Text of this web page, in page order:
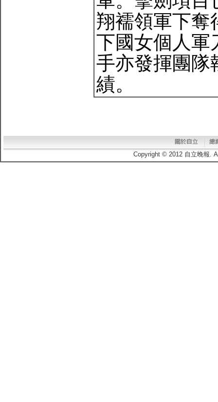
翔襦領軍下奪
下國女個人軍
手亦發揮團隊
績。
Copyright © 2012 自立晚報.